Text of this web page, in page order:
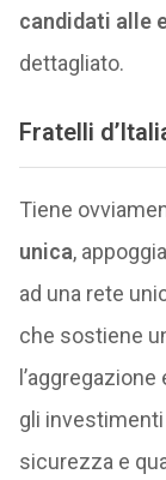
candidati alle
dettagliato.
Fratelli
Tiene
unica,
ad una rete
che sostiene
gli
sicurezza e